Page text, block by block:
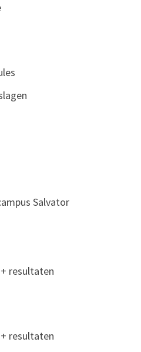
Salvator
resultaten
resultaten